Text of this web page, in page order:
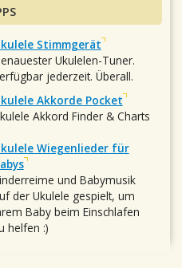
Stimmgerät
Ukulelen-Tuner.
jederzeit. Überall.
Akkorde Pocket
Akkord Finder & Charts
Wiegenlieder für
und Babymusik
der Ukulele gespielt, um
Baby beim Einschlafen
helfen :)